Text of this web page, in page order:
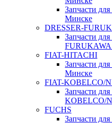
Запчасти
Минске
DRESSER-
Запчасти
FIAT-HITACHI
Запчасти
Минске
FIAT-KOBELCO/
Запчасти
KOBELCO/
FUCHS
Запчасти